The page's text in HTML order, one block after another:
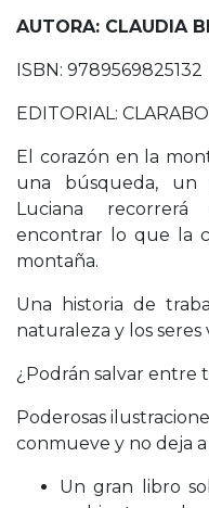
AUTORA: CLAUDIA
ISBN: 9789569825132
EDITORIAL:
El corazón en la
una búsqueda, un
Luciana recorrerá
encontrar lo que la
montaña.
Una historia de
naturaleza y los seres
¿Podrán salvar entre
Poderosas
conmueve y no deja
Un gran libro